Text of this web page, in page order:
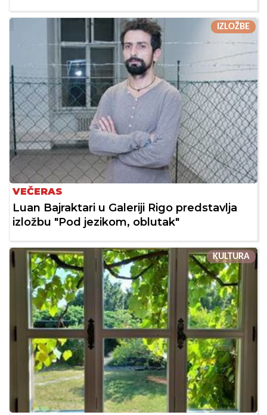
IZLOŽBE
VEČERAS
Luan Bajraktari u Galeriji Rigo predstavlja
izložbu "Pod jezikom, oblutak"
KULTURA